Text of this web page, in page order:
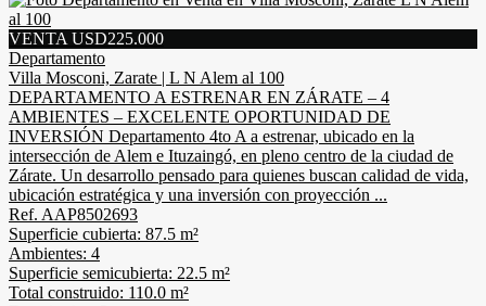
VENTA USD225.000
Departamento
Villa Mosconi, Zarate | L N Alem al 100
DEPARTAMENTO A ESTRENAR EN ZÁRATE – 4
AMBIENTES – EXCELENTE OPORTUNIDAD DE
INVERSIÓN Departamento 4to A a estrenar, ubicado en la
intersección de Alem e Ituzaingó, en pleno centro de la ciudad de
Zárate. Un desarrollo pensado para quienes buscan calidad de vida,
ubicación estratégica y una inversión con proyección ...
Ref. AAP8502693
Superficie cubierta: 87.5 m²
Ambientes: 4
Superficie semicubierta: 22.5 m²
Total construido: 110.0 m²